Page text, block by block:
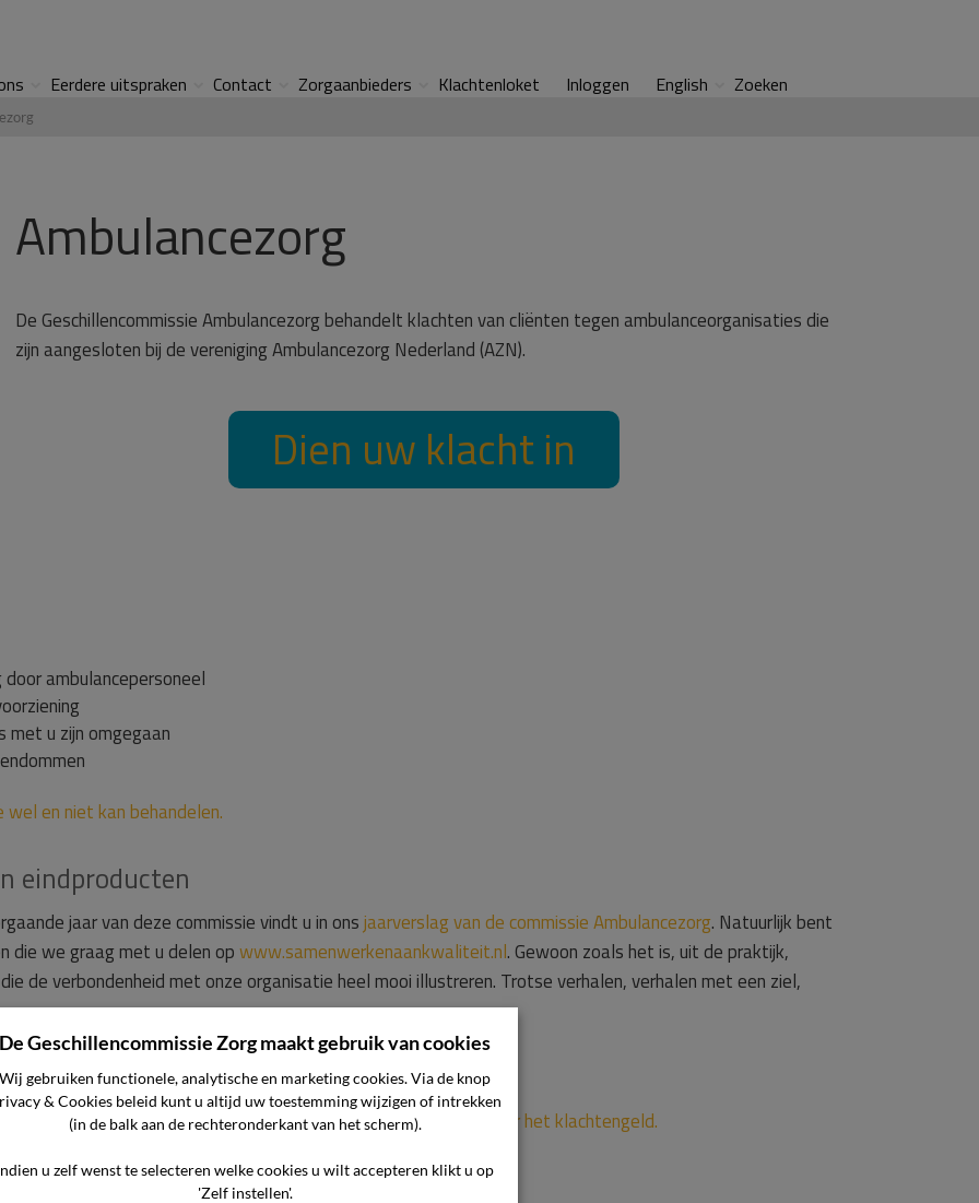
Eerdere uitspraken Contact Zorgaanbieders Klachtenloket Inloggen English Zoeken
Ambulancezorg
De Geschillencommissie Ambulancezorg behandelt klachten van cliënten tegen ambulanceorganisaties die
zijn aangesloten bij de vereniging Ambulancezorg Nederland (AZN).
Dien uw klacht in
ambulancepersoneel
met u zijn omgegaan
en niet kan behandelen.
eindproducten
jaar van deze commissie vindt u in onsjaarverslag van de commissie Ambulancezorg. Natuurlijk bent
die we graag met u delen opwww.samenwerkenaankwaliteit.nl. Gewoon zoals het is, uit de praktijk,
de verbondenheid met onze organisatie heel mooi illustreren. Trotse verhalen, verhalen met een ziel,
terug wanneer de commissie u in het gelijk stelt.Lees meer over het klachtengeld.
De Geschillencommissie Zorg maakt gebruik van cookies
Wij gebruiken functionele, analytische en marketing cookies. Via de knop
& Cookies beleid kunt u altijd uw toestemming wijzigen of intrekken
(in de balk aan de rechteronderkant van het scherm).
u zelf wenst te selecteren welke cookies u wilt accepteren klikt u op
'Zelf instellen'.